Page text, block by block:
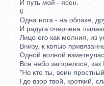
И путь мой - ясен.
6
Одна нога - на облаке,
И радуга очерчена
Лицо его как молния, из
Внизу, к копью
Одной волной
Все небо загорелося, как
"Но кто ты, воин
Где взор твой, кроткий,